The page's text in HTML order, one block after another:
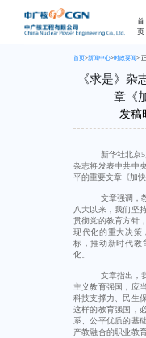
首
页
首页>新闻中心>时政要闻>
《求是》杂
章《
发稿
新华社北京5
杂志将发表中共中
平的重要文章《加
文章强调，
八大以来，我们坚
贯彻党的教育方针
现代化的重大决策
标，推动新时代教
化。
文章指出，
主义教育强国，应
科技支撑力、民生
这样的教育强国，
系、公平优质的基
产教融合的职业教